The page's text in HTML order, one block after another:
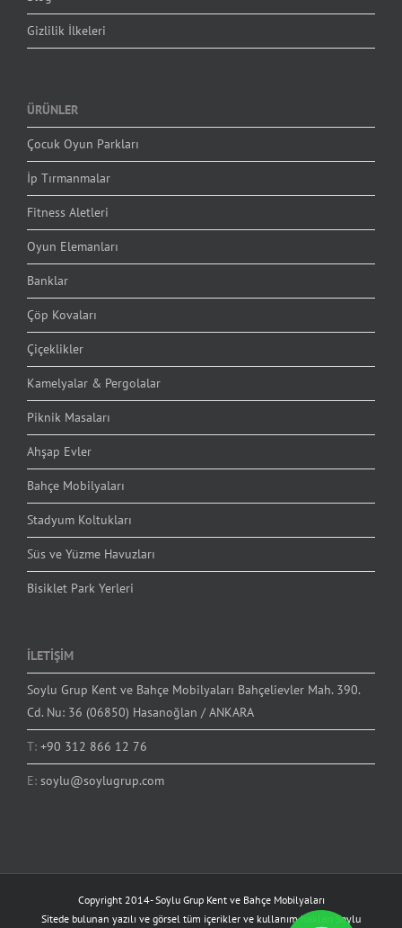
Gizlilik İlkeleri
ÜRÜNLER
Çocuk Oyun Parkları
İp Tırmanmalar
Fitness Aletleri
Oyun Elemanları
Banklar
Çöp Kovaları
Çiçeklikler
Kamelyalar & Pergolalar
Piknik Masaları
Ahşap Evler
Bahçe Mobilyaları
Stadyum Koltukları
Süs ve Yüzme Havuzları
Bisiklet Park Yerleri
İLETİŞİM
Soylu Grup Kent ve Bahçe Mobilyaları Bahçelievler Mah. 390.
Cd. Nu: 36 (06850) Hasanoğlan / ANKARA
T: +90 312 866 12 76
E: soylu@soylugrup.com
Copyright 2014-Soylu Grup Kent ve Bahçe Mobilyaları
Sitede bulunan yazılı ve görsel tüm içerikler ve kullanım hakları Soylu